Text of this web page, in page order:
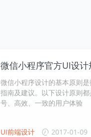
微信小程序官方UI设计
微信小程序设计的基本原则
指南及建议。以下设计原则
号、高效、一致的用户体验
UI前端设计 2017-01-09